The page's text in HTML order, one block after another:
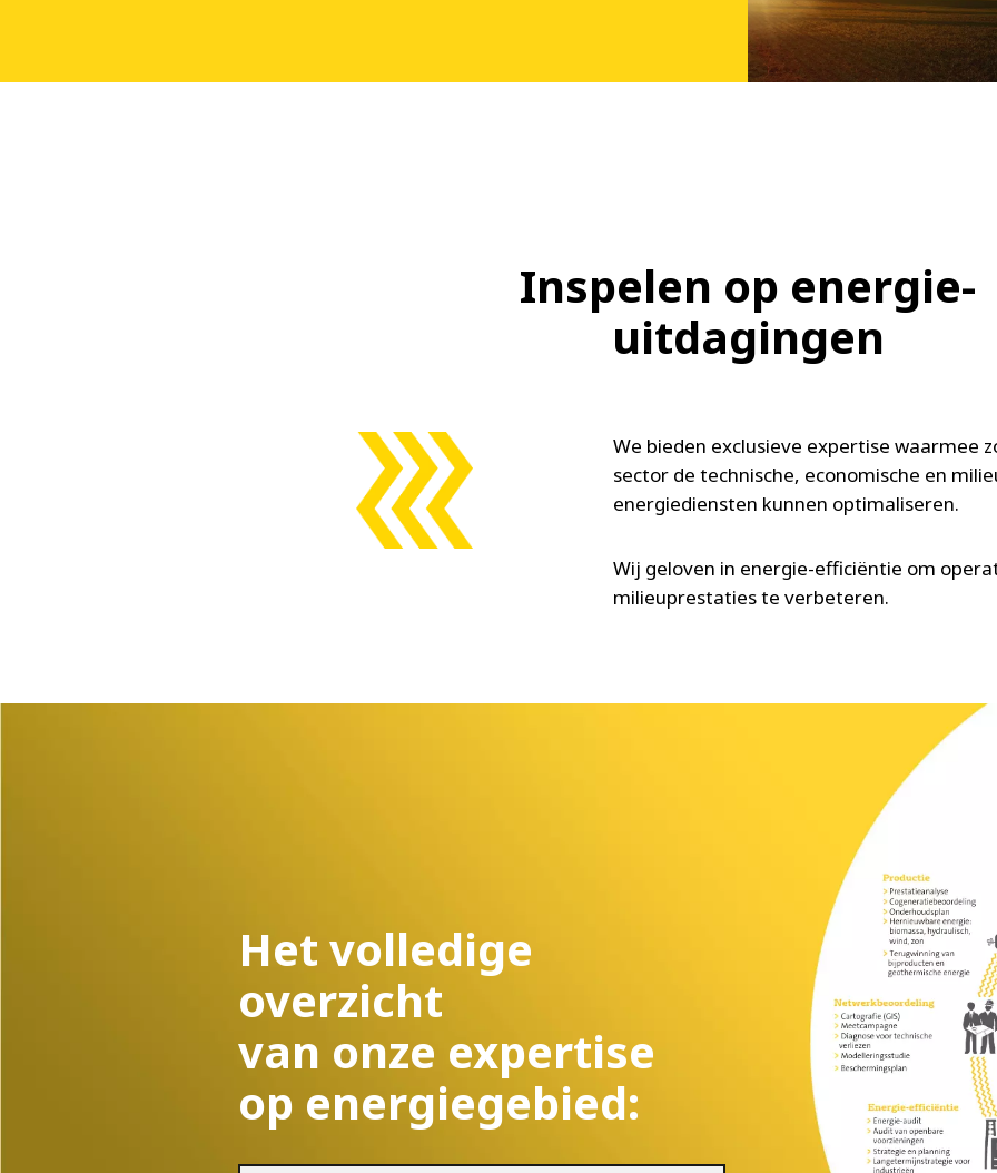
Inspelen op energie-
uitdagingen
We bieden exclusieve expertise waarmee
sector de technische, economische en
energiediensten kunnen optimaliseren.
Wij geloven in energie-efficiëntie om
milieuprestaties te verbeteren.
Het volledige
overzicht
van onze expertise
op energiegebied: